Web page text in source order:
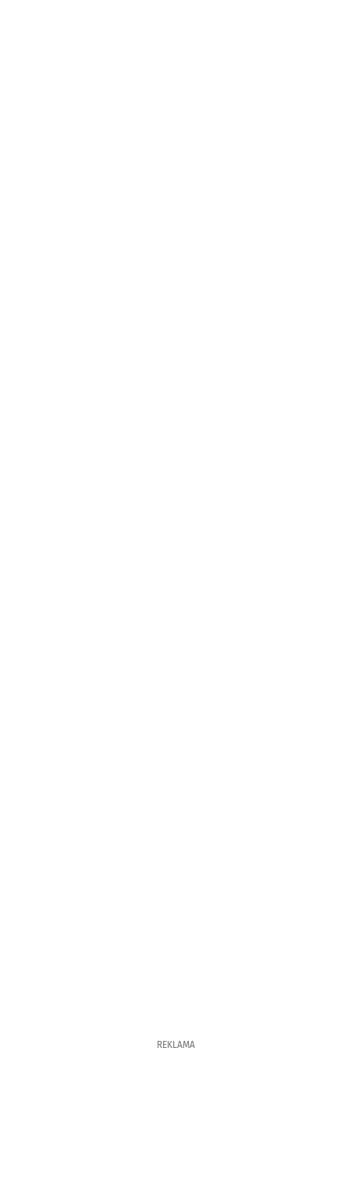
REKLAMA